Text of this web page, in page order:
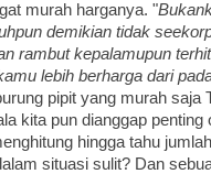
murah harganya. "
demikian tidak
rambut kepalamupun
lebih berharga dari
pipit yang murah saja
kita pun dianggap penting
hingga tahu
situasi sulit? Dan